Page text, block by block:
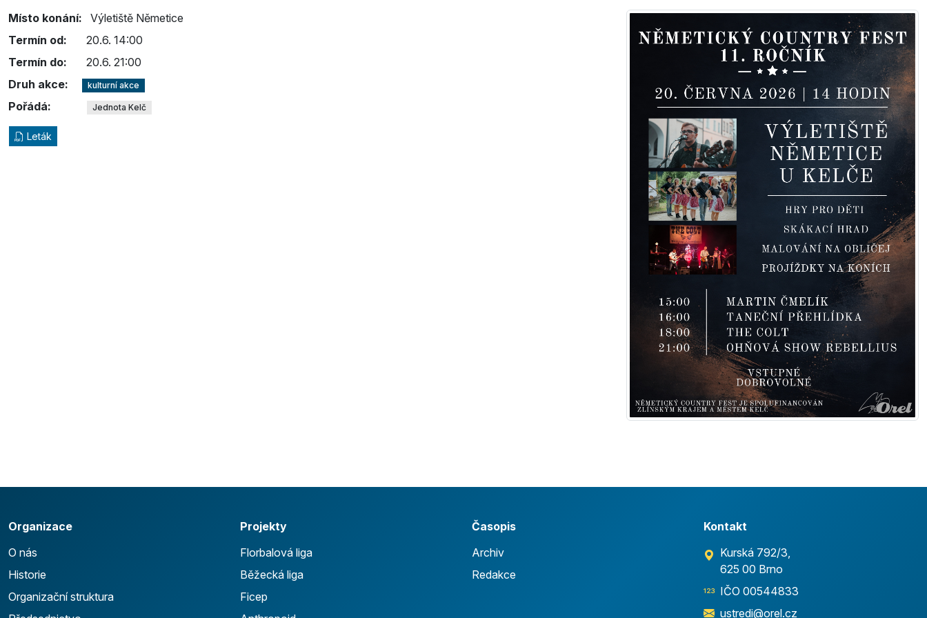
Místo konání:
Výletiště Němetice
Termín od:
20.6. 14:00
Termín do:
20.6. 21:00
Druh akce:
kulturní akce
Pořádá: Jednota Kelč
Leták
Organizace
O nás
Historie
Organizační struktura
Projekty
Florbalová liga
Běžecká liga
Ficep
Časopis
Archiv
Redakce
Kontakt
Kurská 792/3,
625 00 Brno
IČO 00544833
ustredi@orel.cz